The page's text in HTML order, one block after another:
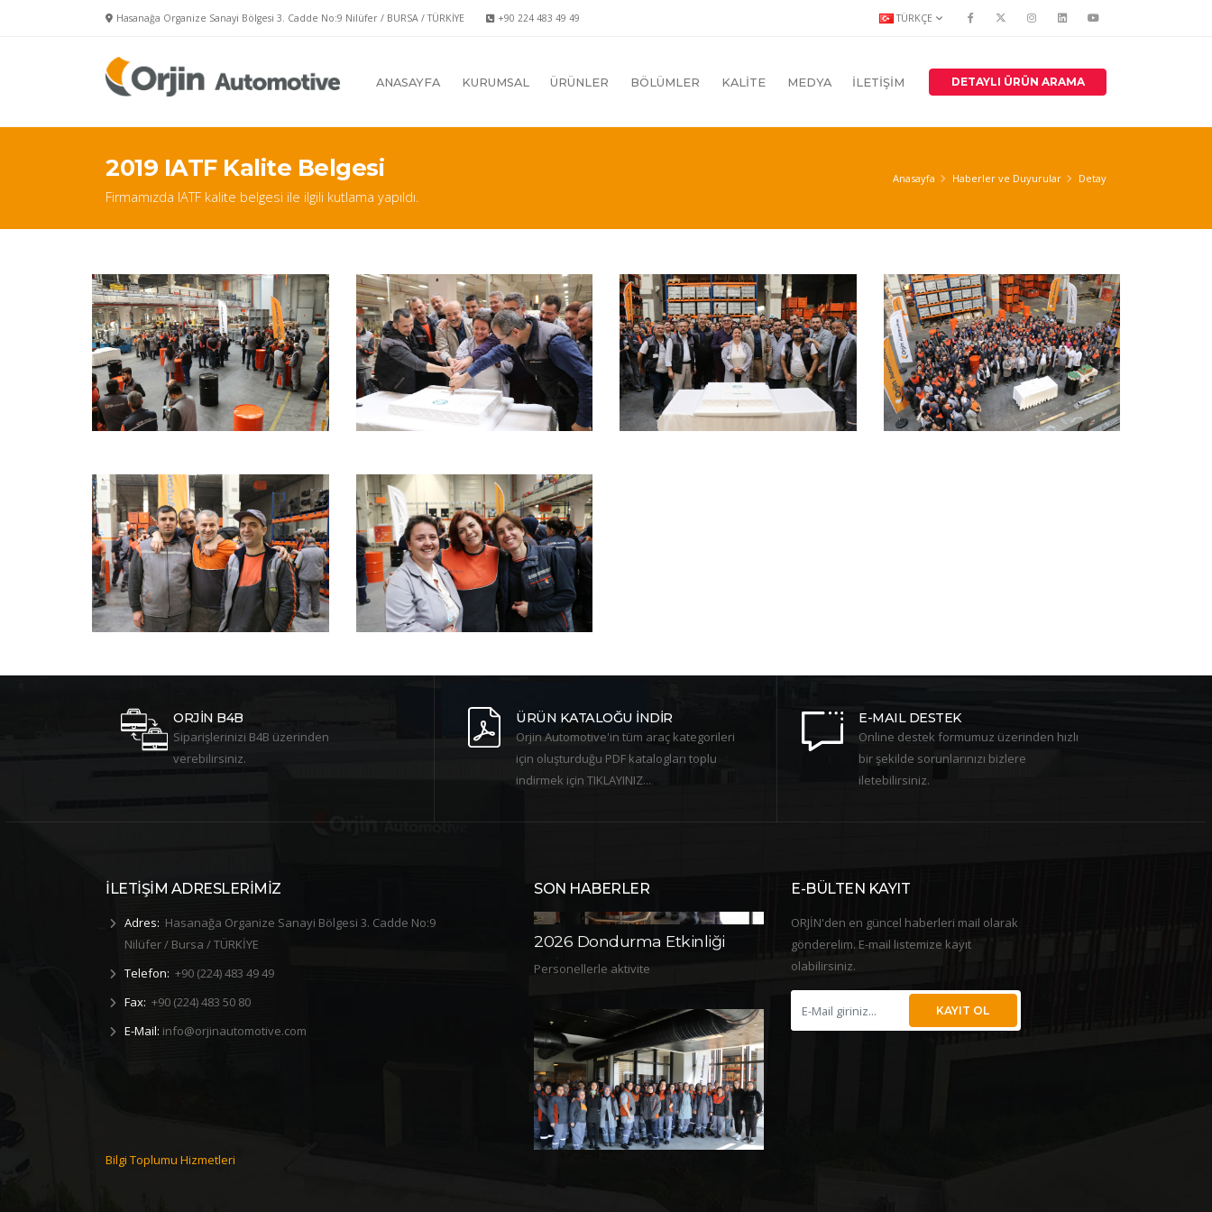
Hasanağa Organize Sanayi Bölgesi 3. Cadde No:9 Nilüfer / BURSA / TÜRKİYE +90 224 483 49 49 TÜRKÇE
ANASAYFA KURUMSAL ÜRÜNLER BÖLÜMLER KALİTE MEDYA İLETİŞİM DETAYLI ÜRÜN ARAMA
2019 IATF Kalite Belgesi
Firmamızda IATF kalite belgesi ile ilgili kutlama yapıldı.
Anasayfa Haberler ve Duyurular Detay
ORJİN B4B
Siparişlerinizi B4B üzerinden
verebilirsiniz.
ÜRÜN KATALOĞU İNDİR
Orjin Automotive'in tüm araç kategorileri
için oluşturduğu PDF katalogları toplu
indirmek için TIKLAYINIZ...
E-MAIL DESTEK
Online destek formumuz üzerinden hızlı
bir şekilde sorunlarınızı bizlere
iletebilirsiniz.
İLETİŞİM ADRESLERİMİZ
Adres: Hasanağa Organize Sanayi Bölgesi 3. Cadde No:9
Nilüfer / Bursa / TÜRKİYE
Telefon: +90 (224) 483 49 49
Fax: +90 (224) 483 50 80
E-Mail: info@orjinautomotive.com
SON HABERLER
2026 8 Mart Dünya Kadınlar
Günü
Orjin Ailesi olarak, 8 Mart Dünya Kadınlar
Gününü
E-BÜLTEN KAYIT
ORJİN'den en güncel haberleri mail olarak
gönderelim. E-mail listemize kayıt
olabilirsiniz.
KAYIT OL